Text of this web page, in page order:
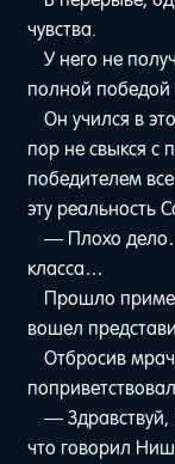
чувства.
У него не
полной
Он учился в
пор не свыкся с
победителем
эту реальность
— Плохо
класса…
Прошло
вошел
Отбросив
— Здравствуй,
что говорил